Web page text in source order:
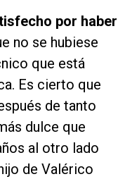
por haber
no se hubiese
que está
Es cierto que
de tanto
dulce que
al otro lado
de Valérico